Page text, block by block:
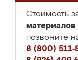
Стоимость
материалов
позвоните
8 (800) 511-